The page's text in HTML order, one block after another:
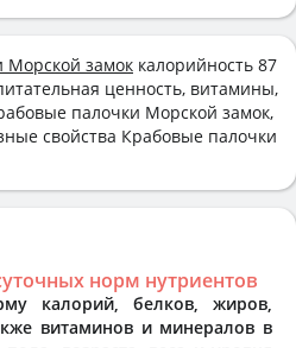
Морской замок калорийность 87
ценность, витамины,
палочки Морской замок,
свойства Крабовые палочки
норм нутриентов
калорий, белков, жиров,
витаминов и минералов в